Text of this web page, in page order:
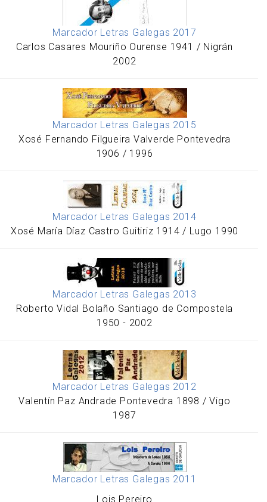
Marcador Letras Galegas 2017
Carlos Casares Mouriño Ourense 1941 / Nigrán
2002
Marcador Letras Galegas 2015
Xosé Fernando Filgueira Valverde Pontevedra
1906 / 1996
Marcador Letras Galegas 2014
Xosé María Díaz Castro Guitiriz 1914 / Lugo 1990
Marcador Letras Galegas 2013
Roberto Vidal Bolaño Santiago de Compostela
1950 - 2002
Marcador Letras Galegas 2012
Valentín Paz Andrade Pontevedra 1898 / Vigo
1987
Marcador Letras Galegas 2011
Lois Pereiro